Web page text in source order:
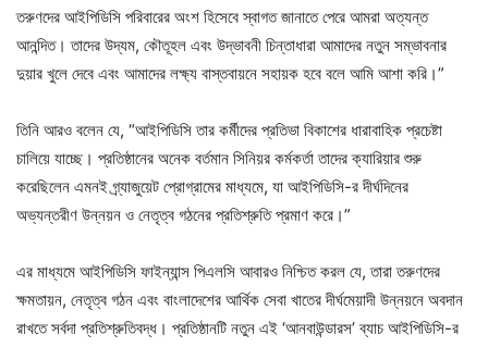
তরুণদের আইপিডিসি পরিবারের অংশ হিসেবে স্বাগত জানাতে পেরে আমরা অত্যন্ত
আনন্দিত। তাদের উদ্যম, কৌতূহল এবং উদ্ভাবনী চিন্তাধারা আমাদের নতুন সম্ভাবনার
দুয়ার খুলে দেবে এবং আমাদের লক্ষ্য বাস্তবায়নে সহায়ক হবে বলে আমি আশা করি।”
তিনি আরও বলেন যে, “আইপিডিসি তার কর্মীদের প্রতিভা বিকাশের ধারাবাহিক প্রচেষ্টা
চালিয়ে যাচ্ছে। প্রতিষ্ঠানের অনেক বর্তমান সিনিয়র কর্মকর্তা তাদের ক্যারিয়ার শুরু
করেছিলেন এমনই গ্র্যাজুয়েট প্রোগ্রামের মাধ্যমে, যা আইপিডিসি-র দীর্ঘদিনের
অভ্যন্তরীণ উন্নয়ন ও নেতৃত্ব গঠনের প্রতিশ্রুতি প্রমাণ করে।”
এর মাধ্যমে আইপিডিসি ফাইন্যান্স পিএলসি আবারও নিশ্চিত করল যে, তারা তরুণদের
ক্ষমতায়ন, নেতৃত্ব গঠন এবং বাংলাদেশের আর্থিক সেবা খাতের দীর্ঘমেয়াদী উন্নয়নে অবদান
রাখতে সর্বদা প্রতিশ্রুতিবদ্ধ। প্রতিষ্ঠানটি নতুন এই ‘আনবাউন্ডারস’ ব্যাচ আইপিডিসি-র